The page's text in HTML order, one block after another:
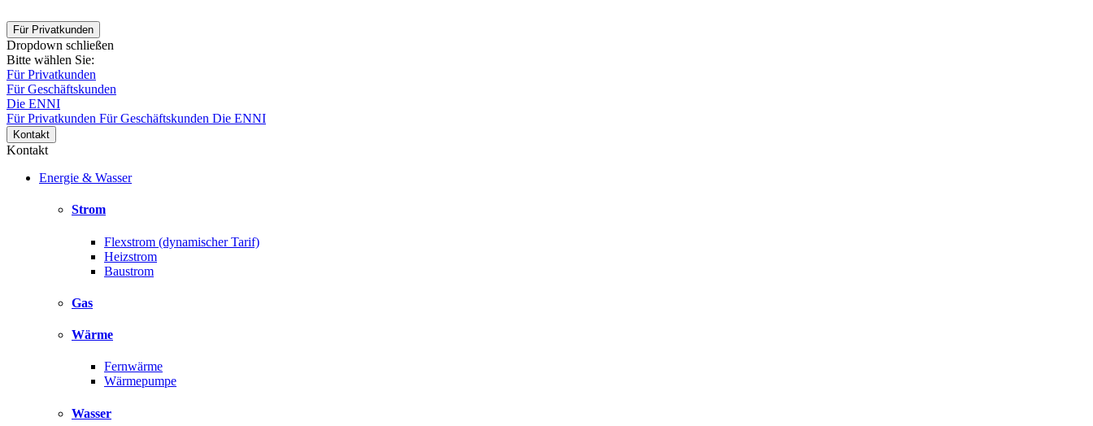
Für Privatkunden
Dropdown schließen
Bitte wählen Sie:
Für Privatkunden
Für Geschäftskunden
Die ENNI
Für Privatkunden Für Geschäftskunden Die ENNI
Kontakt
Kontakt
Energie & Wasser
Strom
Flexstrom (dynamischer Tarif)
Heizstrom
Baustrom
Gas
Wärme
Fernwärme
Wärmepumpe
Wasser